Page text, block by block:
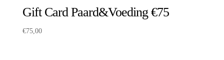
Gift Card Paard&Voeding €75
€75,00